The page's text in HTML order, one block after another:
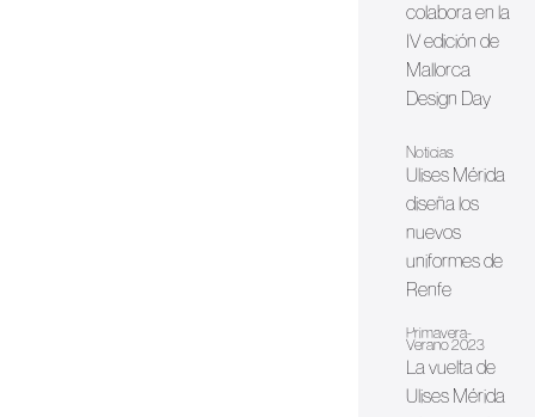
colabora en la
IV edición de
Mallorca
Design Day
Noticias
Ulises Mérida
diseña los
nuevos
uniformes de
Renfe
Primavera-
Verano 2023
La vuelta de
Ulises Mérida